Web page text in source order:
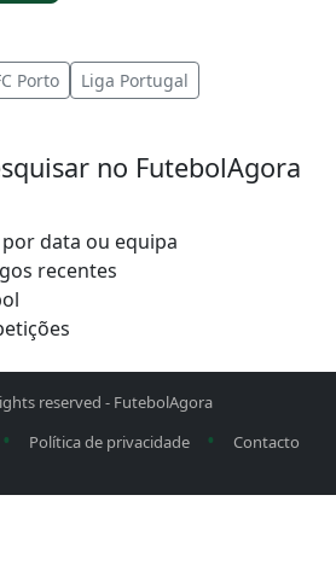
Porto Liga Portugal
no FutebolAgora
data ou equipa
recentes
reserved - FutebolAgora
• Política de privacidade • Contacto